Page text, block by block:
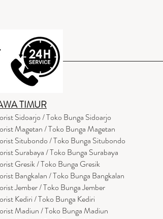
TIMUR
Sidoarjo / Toko Bunga Sidoarjo
Magetan / Toko Bunga Magetan
Situbondo / Toko Bunga Situbondo
Surabaya / Toko Bunga Surabaya
Gresik / Toko Bunga Gresik
Bangkalan / Toko Bunga Bangkalan
Jember / Toko Bunga Jember
Kediri / Toko Bunga Kediri
Madiun / Toko Bunga Madiun